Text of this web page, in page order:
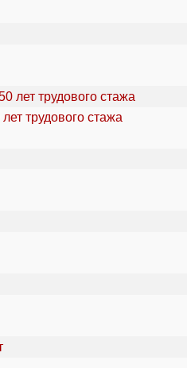
трудового стажа